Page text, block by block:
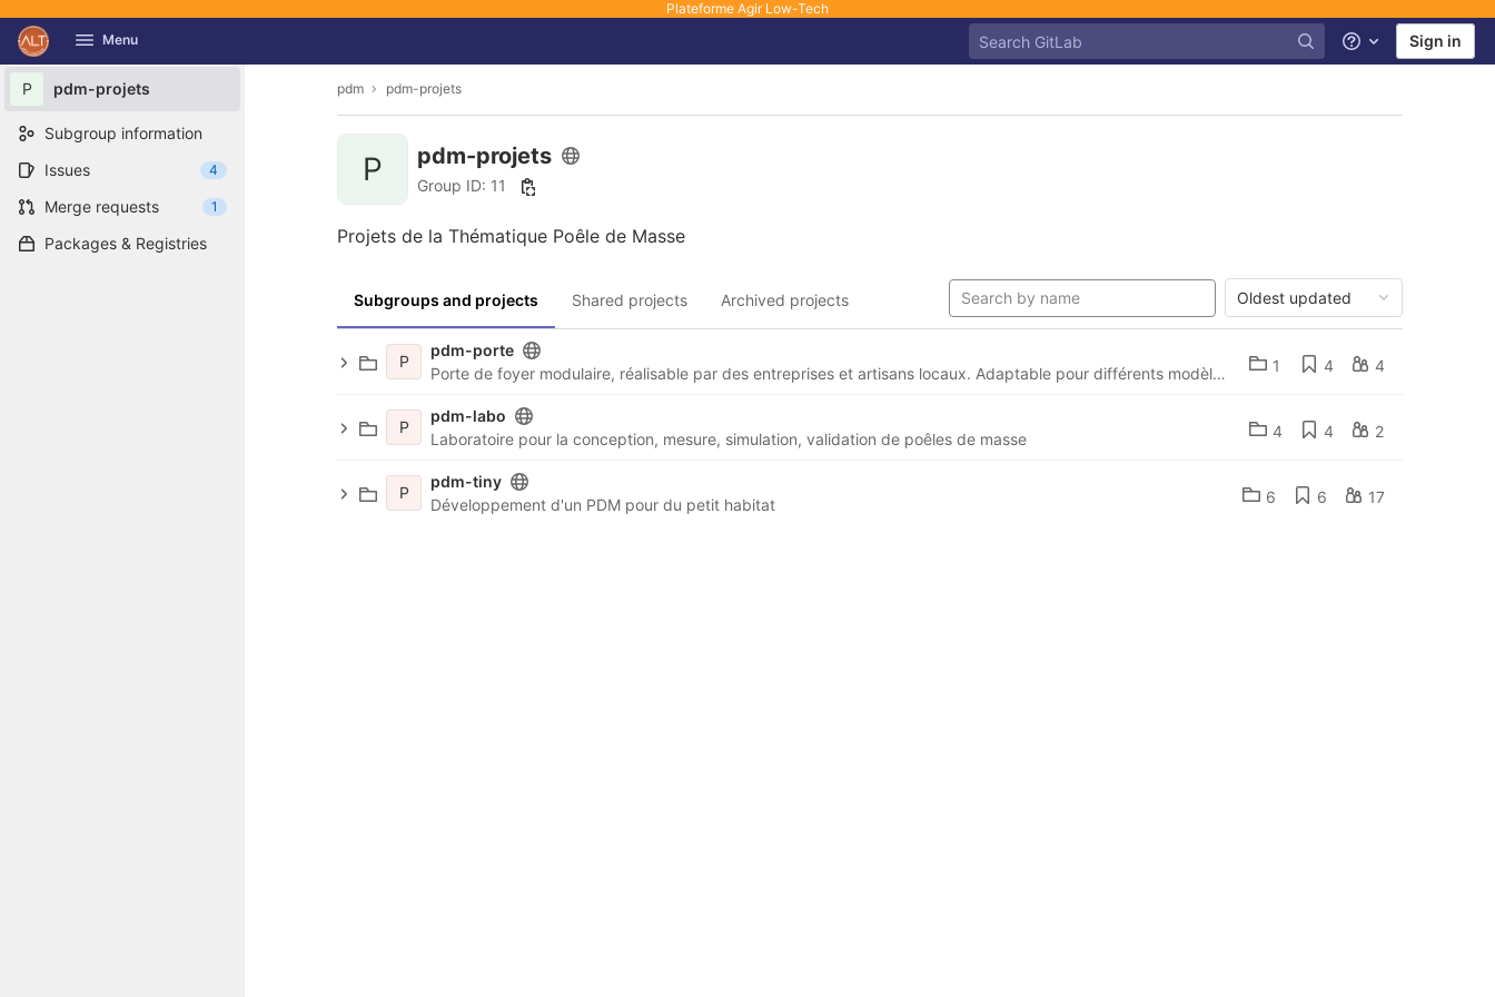
Plateforme Agir Low-Tech
Skip to content
GitLab Menu
Help Sign in
P pdm-projets
Subgroup information
Issues
4
Merge requests 1
Packages & Registries
pdm pdm-projets
P pdm-projets
Group ID: 11
Projets de la Thématique Poêle de Masse
Subgroups and projects Shared projects Archived projects Oldest updated
P
pdm-porte
Porte de foyer modulaire, réalisable par des entreprises et artisans locaux. Adaptable pour différents modèle de poêle de masse (artisanaux, autoconstruits, etc...)
1 4 4
P
pdm-labo
Laboratoire pour la conception, mesure, simulation, validation de poêles de masse
4 4 2
P
pdm-tiny
Développement d'un PDM pour du petit habitat
6 6 17